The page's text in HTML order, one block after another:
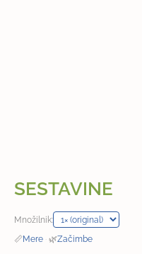
SESTAVINE
Množilnik:
📏Mere · 🌿Začimbe